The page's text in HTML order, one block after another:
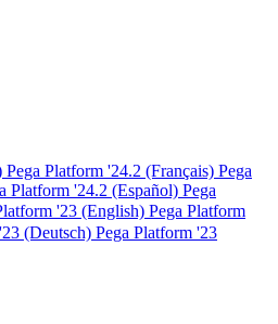
Pega Platform '24.2 (Français) Pega
Platform '24.2 (Español) Pega
'23 (English) Pega Platform
(Deutsch) Pega Platform '23